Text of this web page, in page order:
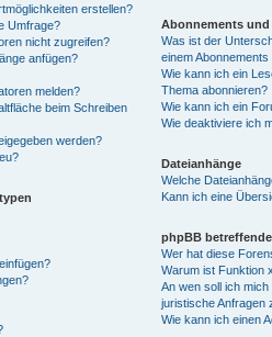
erstellen?
Umfrage?
nicht zugreifen?
anfügen?
melden?
beim Schreiben
werden?
Abonnements und
Was ist der
einem
Wie kann ich ein
Thema abonnieren?
Wie kann ich ein
Wie deaktiviere ich
Dateianhänge
Welche
Kann ich eine
phpBB
Wer hat diese
Warum ist Funktion
An wen soll ich
juristische Anfragen
Wie kann ich einen